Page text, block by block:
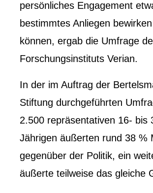
persönliches Engagement
bestimmtes Anliegen
können, ergab die Umfrage
Forschungsinstituts Verian.
In der im Auftrag der
Stiftung durchgeführten
2.500 repräsentativen 16- bis
Jährigen äußerten rund 38 %
gegenüber der Politik, ein
äußerte teilweise das gleiche